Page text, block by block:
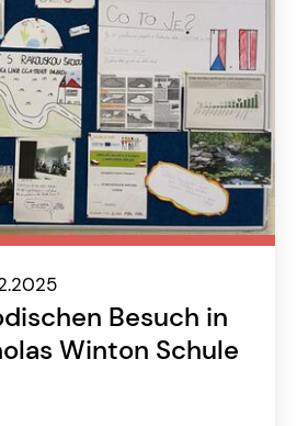
Besuch in
Winton Schule